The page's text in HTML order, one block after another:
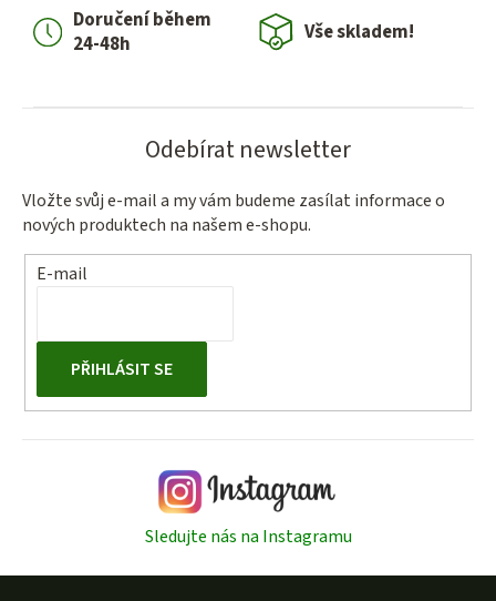
k
v
p
i
Doručení během
24-48h
Vše skladem!
Odebírat newsletter
Vložte svůj e-mail a my vám budeme zasílat informace o
nových produktech na našem e-shopu.
E-mail
PŘIHLÁSIT SE
Sledujte nás na Instagramu